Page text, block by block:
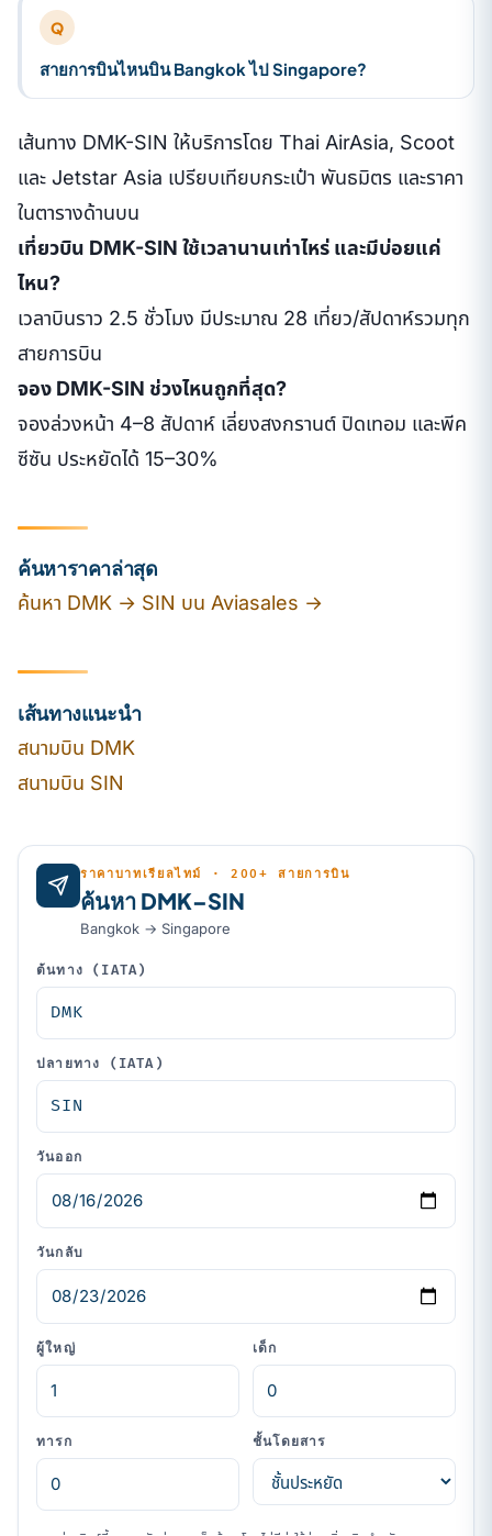
Q
สายการบินไหนบิน Bangkok ไป Singapore?
เส้นทาง DMK-SIN ให้บริการโดย Thai AirAsia, Scoot
และ Jetstar Asia เปรียบเทียบกระเป๋า พันธมิตร และราคา
ในตารางด้านบน
เที่ยวบิน DMK-SIN ใช้เวลานานเท่าไหร่ และมีบ่อยแค่
ไหน?
เวลาบินราว 2.5 ชั่วโมง มีประมาณ 28 เที่ยว/สัปดาห์รวมทุก
สายการบิน
จอง DMK-SIN ช่วงไหนถูกที่สุด?
จองล่วงหน้า 4–8 สัปดาห์ เลี่ยงสงกรานต์ ปิดเทอม และพีค
ซีซัน ประหยัดได้ 15–30%
ค้นหาราคาล่าสุด
ค้นหา DMK → SIN บน Aviasales →
เส้นทางแนะนำ
สนามบิน DMK
สนามบิน SIN
ราคาบาทเรียลไทม์ · 200+ สายการบิน
ค้นหา DMK–SIN
Bangkok → Singapore
ต้นทาง (IATA)
ปลายทาง (IATA)
วันออก
วันกลับ
ผู้ใหญ่ เด็ก
ทารก ชั้นโดยสาร